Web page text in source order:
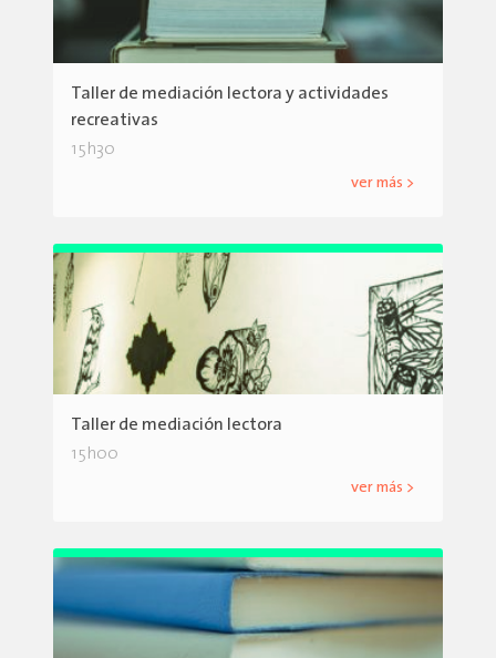
Taller de mediación lectora y actividades
recreativas
15h30
ver más >
Taller de mediación lectora
15h00
ver más >